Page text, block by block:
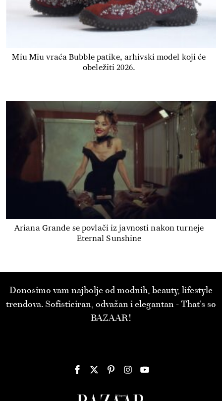
Miu Miu vraća Bubble patike, arhivski model koji će
obeležiti 2026.
Ariana Grande se povlači iz javnosti nakon turneje
Eternal Sunshine
Donosimo vam najbolje od modnih, beauty, lifestyle
trendova. Sofisticiran, odvažan i elegantan - That’s so
BAZAAR!